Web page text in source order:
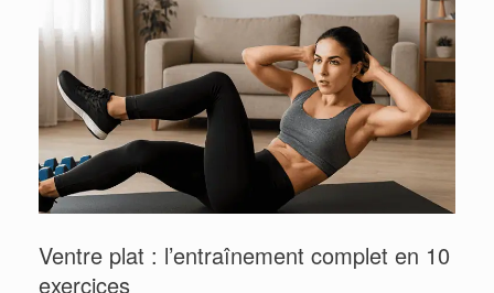
Ventre plat : l’entraînement complet en 10
exercices